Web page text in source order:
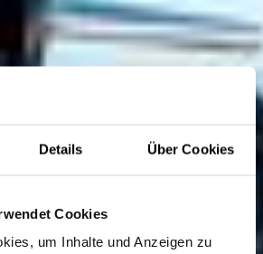
Details Über Cookies
Cookies
um Inhalte und Anzeigen zu